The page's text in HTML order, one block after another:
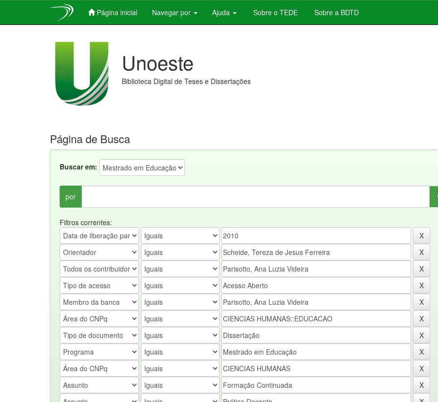
Página inicial Navegar por Ajuda Sobre o TEDE Sobre a BDTD
Unoeste
Biblioteca Digital de Teses e Dissertações
Página de Busca
Buscar em:
por
Filtros correntes: